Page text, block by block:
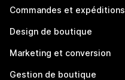
Commandes et expéditions
Design de boutique
Marketing et conversion
Gestion de boutique